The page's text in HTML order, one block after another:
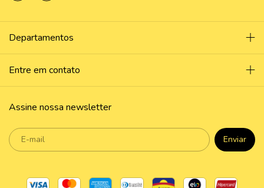
Departamentos
Entre em contato
Assine nossa newsletter